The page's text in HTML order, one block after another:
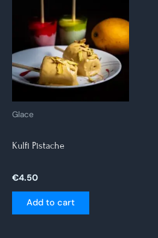
Glace
Kulfi Pistache
€4.50
Add to cart